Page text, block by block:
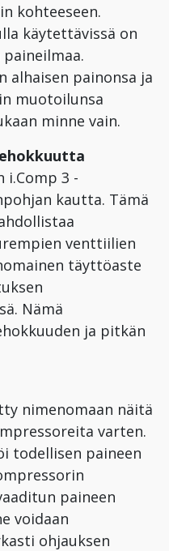
kohteeseen.
käytettävissä on
alhaisen painonsa ja
muotoilunsa
minne vain.
i.Comp 3 -
kautta. Tämä
venttiilien
täyttöaste
Nämä
ja pitkän
nimenomaan näitä
varten.
todellisen paineen
paineen
voidaan
ohjauksen